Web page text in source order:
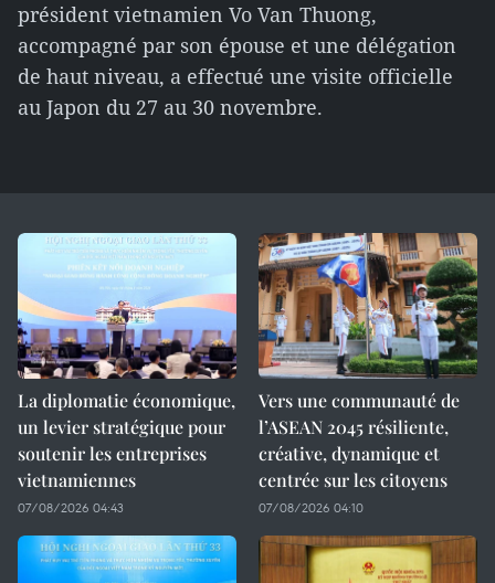
président vietnamien Vo Van Thuong,
accompagné par son épouse et une délégation
de haut niveau, a effectué une visite officielle
au Japon du 27 au 30 novembre.
La diplomatie économique,
un levier stratégique pour
soutenir les entreprises
vietnamiennes
07/08/2026 04:43
Vers une communauté de
l’ASEAN 2045 résiliente,
créative, dynamique et
centrée sur les citoyens
07/08/2026 04:10